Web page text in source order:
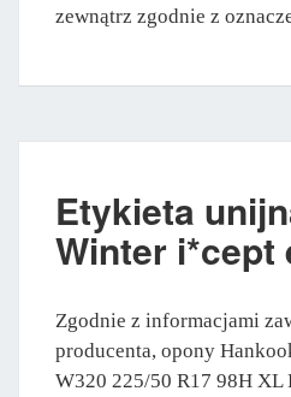
zewnątrz zgodnie z
Etykieta
Winter i*cept
Zgodnie z informacjami
producenta, opony
W320 225/50 R17 98H XL